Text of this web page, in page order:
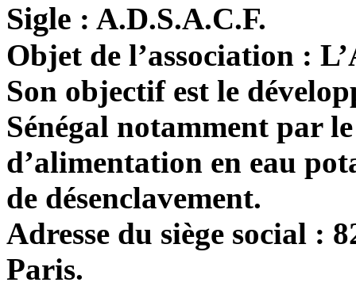
Sigle : A.D.S.A.C.F.
Objet de l’association :
Son objectif est le
Sénégal notamment par
d’alimentation en eau
de désenclavement.
Adresse du siège social :
Paris.